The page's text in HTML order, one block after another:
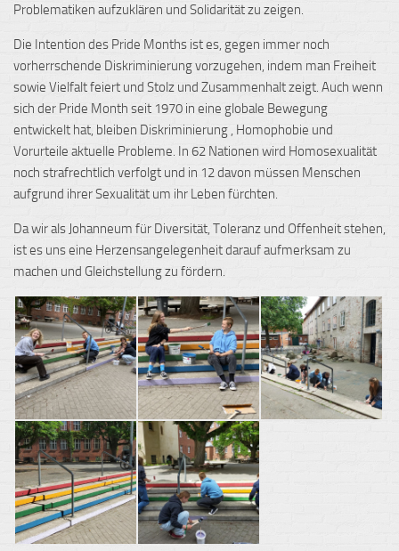
Problematiken aufzuklären und Solidarität zu zeigen.
Die Intention des Pride Months ist es, gegen immer noch
vorherrschende Diskriminierung vorzugehen, indem man Freiheit
sowie Vielfalt feiert und Stolz und Zusammenhalt zeigt. Auch wenn
sich der Pride Month seit 1970 in eine globale Bewegung
entwickelt hat, bleiben Diskriminierung , Homophobie und
Vorurteile aktuelle Probleme. In 62 Nationen wird Homosexualität
noch strafrechtlich verfolgt und in 12 davon müssen Menschen
aufgrund ihrer Sexualität um ihr Leben fürchten.
Da wir als Johanneum für Diversität, Toleranz und Offenheit stehen,
ist es uns eine Herzensangelegenheit darauf aufmerksam zu
machen und Gleichstellung zu fördern.